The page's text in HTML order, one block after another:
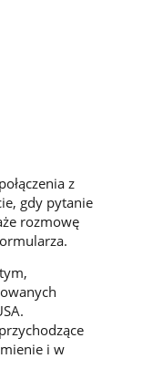
z
gdy pytanie
rozmowę
i w